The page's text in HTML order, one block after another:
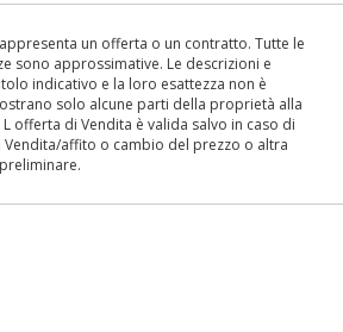
un offerta o un contratto. Tutte le
sono approssimative. Le descrizioni e
indicativo e la loro esattezza non è
solo alcune parti della proprietà alla
offerta di Vendita è valida salvo in caso di
affito o cambio del prezzo o altra